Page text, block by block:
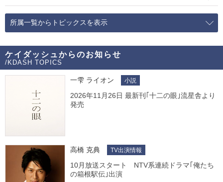
所属一覧からトピックスを表示
ケイダッシュからのお知らせ
/KDASH TOPICS
一雫 ライオン 小説
2026年11月26日 最新刊｢十二の眼｣流星舎より
発売
高橋 克典 TV出演情報
10月放送スタート NTV系連続ドラマ｢俺たち
の箱根駅伝｣出演